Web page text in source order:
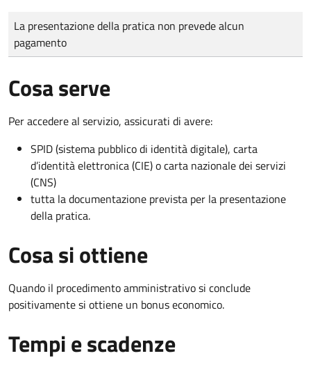
Tipo di pagamento
Importo
La presentazione della pratica non prevede alcun
pagamento
Cosa serve
Per accedere al servizio, assicurati di avere:
SPID (sistema pubblico di identità digitale), carta
d’identità elettronica (CIE) o carta nazionale dei servizi
(CNS)
tutta la documentazione prevista per la presentazione
della pratica.
Cosa si ottiene
Quando il procedimento amministrativo si conclude
positivamente si ottiene un bonus economico.
Tempi e scadenze